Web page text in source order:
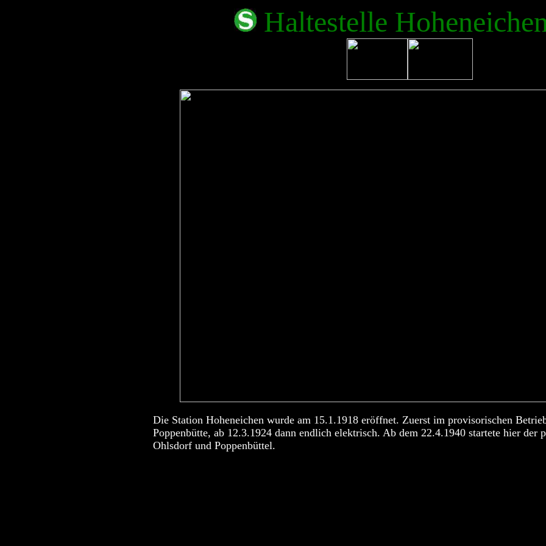
Haltestelle
Die Station Hoheneichen wurde am 15.1.1918 eröffnet. Zuerst im provisorischen
Poppenbütte, ab 12.3.1924 dann endlich elektrisch. Ab dem 22.4.1940 startete hier der
Ohlsdorf und Poppenbüttel.